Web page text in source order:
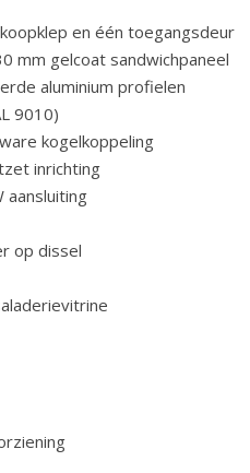
en één toegangsdeur
mm gelcoat sandwichpaneel
aluminium profielen
9010)
kogelkoppeling
inrichting
aansluiting
op dissel